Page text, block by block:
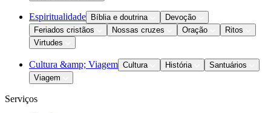
Espiritualidade Bíblia e doutrina
Devoção
Feriados cristãos
Nossas cruzes Oração
Ritos
Virtudes
Cultura &amp; Viagem Cultura História
Santuários
Viagem
Serviços